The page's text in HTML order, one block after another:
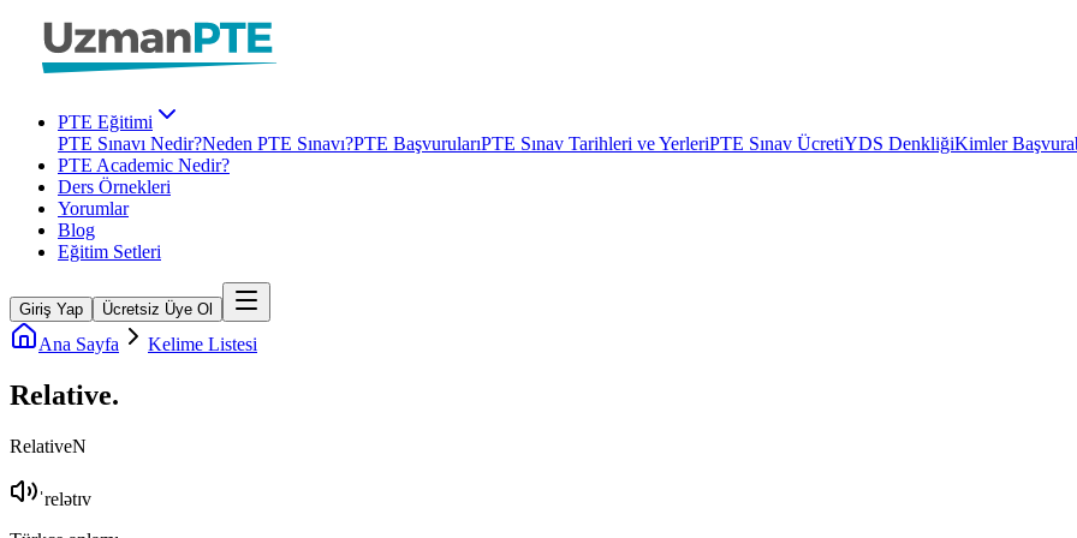
PTE Eğitimi
PTE Sınavı Nedir?Neden PTE Sınavı?PTE BaşvurularıPTE Sınav Tarihleri ve YerleriPTE Sınav ÜcretiYDS DenkliğiKimler
PTE Academic Nedir?
Ders Örnekleri
Yorumlar
Blog
Eğitim Setleri
Giriş Yap Ücretsiz Üye Ol
Ana Sayfa Kelime Listesi
Relative.
RelativeN
ˈrelətɪv